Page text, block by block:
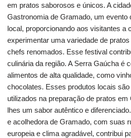
em pratos saborosos e únicos. A
Gastronomia de Gramado, um evento
local, proporcionando aos visitantes a
experimentar uma variedade de
chefs renomados. Esse festival
culinária da região. A Serra Gaúcha é
alimentos de alta qualidade, como
chocolates. Esses produtos locais
utilizados na preparação de pratos
lhes um sabor autêntico e
e acolhedora de Gramado, com suas
europeia e clima agradável, contribui